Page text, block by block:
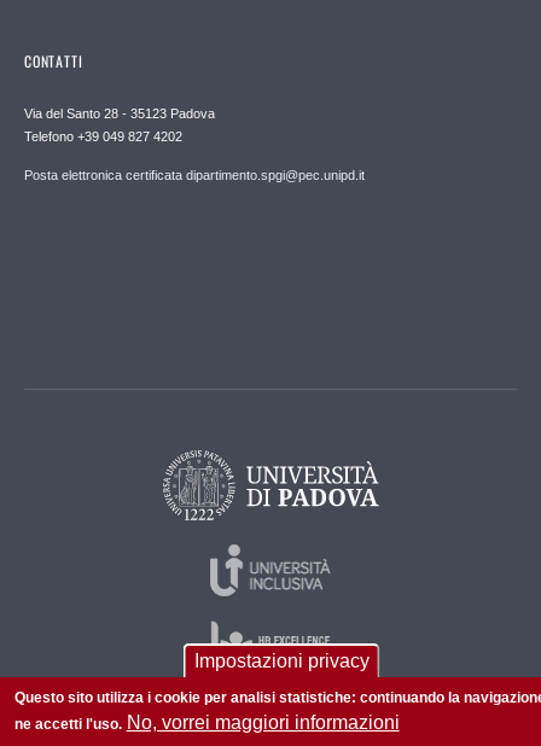
CONTATTI
Via del Santo 28 - 35123 Padova
Telefono +39 049 827 4202
Posta elettronica certificata dipartimento.spgi@pec.unipd.it
Impostazioni privacy
Questo sito utilizza i cookie per analisi statistiche: continuando la
ne accetti l'uso. No, vorrei maggiori informazioni